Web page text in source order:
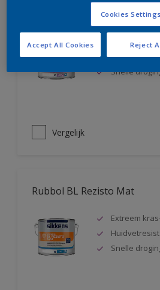
Rubbol BL Rezisto Satin
Extreem
Snelle
Vergelijk
Rubbol BL Rezisto Mat
Extreem
Snelle
Cookies Settings
Reject
Accept All Cookies